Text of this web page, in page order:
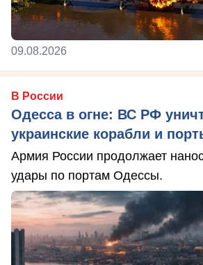
09.08.2026
В России
Одесса в огне: ВС РФ
украинские корабли и
Армия России продолжает
удары по портам Одессы.